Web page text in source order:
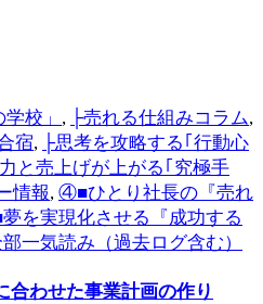
校」 , ├売れる仕組みコラム,
宿, ├思考を攻略する｢行動心
と売上げが上がる｢究極手
情報, ④■ひとり社長の『売れ
を実現化させる『成功する
一気読み（過去ログ含む）
合わせた事業計画の作り